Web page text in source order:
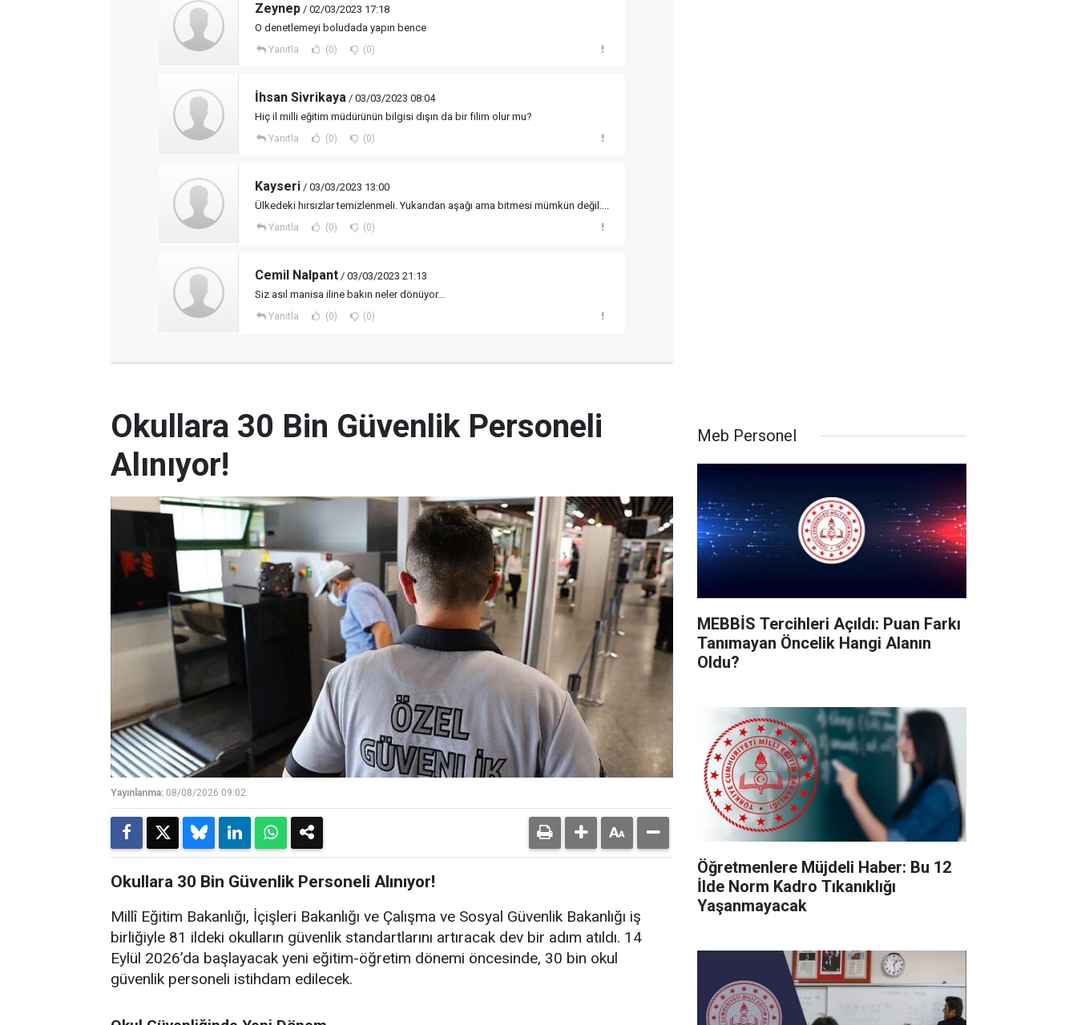
Zeynep / 02/03/2023 17:18
O denetlemeyi boludada yapın bence
Yanıtla (0) (0)
İhsan Sivrikaya / 03/03/2023 08:04
Hiç il milli eğitim müdürünün bilgisi dışın da bir filim olur mu?
Yanıtla (0) (0)
Kayseri / 03/03/2023 13:00
Ülkedeki hırsızlar temizlenmeli. Yukarıdan aşağı ama bitmesi mümkün değil....
Yanıtla (0) (0)
Cemil Nalpant / 03/03/2023 21:13
Siz asıl manisa iline bakın neler dönüyor...
Yanıtla (0) (0)
Okullara 30 Bin Güvenlik Personeli
Alınıyor!
Yayınlanma: 08/08/2026 09:02
Okullara 30 Bin Güvenlik Personeli Alınıyor!
Millî Eğitim Bakanlığı, İçişleri Bakanlığı ve Çalışma ve Sosyal Güvenlik Bakanlığı iş
birliğiyle 81 ildeki okulların güvenlik standartlarını artıracak dev bir adım atıldı. 14
Eylül 2026’da başlayacak yeni eğitim-öğretim dönemi öncesinde, 30 bin okul
güvenlik personeli istihdam edilecek.
Meb Personel
MEBBİS Tercihleri Açıldı: Puan Farkı
Tanımayan Öncelik Hangi Alanın
Oldu?
Öğretmenlere Müjdeli Haber: Bu 12
İlde Norm Kadro Tıkanıklığı
Yaşanmayacak